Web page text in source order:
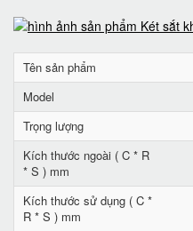
Tên sản phẩm
Model
Trọng lượng
Kích thước ngoài ( C * R
* S ) mm
Kích thước sử dụng ( C *
R * S ) mm